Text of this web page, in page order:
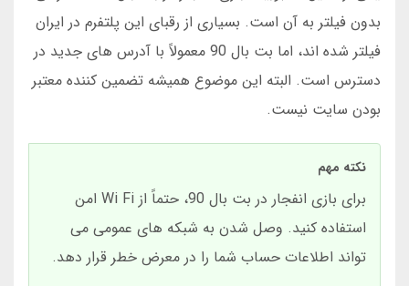
بدون فیلتر به آن است. بسیاری از رقبای این پلتفرم در ایران
فیلتر شده اند، اما بت بال 90 معمولاً با آدرس های جدید در
دسترس است. البته این موضوع همیشه تضمین کننده معتبر
بودن سایت نیست.
نکته مهم
برای بازی انفجار در بت بال 90، حتماً از Wi Fi امن
استفاده کنید. وصل شدن به شبکه های عمومی می
تواند اطلاعات حساب شما را در معرض خطر قرار دهد.